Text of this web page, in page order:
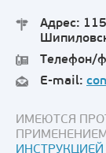
Адрес:
Телефон/
E-mail:
ИМЕЮТСЯ
ИНСТРУКЦИЕЙ